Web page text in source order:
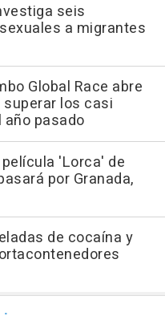
seis
a migrantes
Global Race abre
los casi
pasado
'Lorca' de
por Granada,
de cocaína y